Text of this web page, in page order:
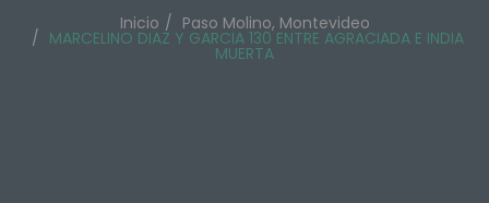
Inicio Paso Molino, Montevideo
MARCELINO DIAZ Y GARCIA 130 ENTRE AGRACIADA E INDIA
MUERTA